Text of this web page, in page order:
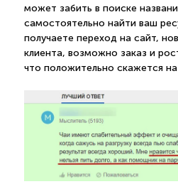
может забить в поиске
самостоятельно найти ваш
получаете переход на сайт,
клиента, возможно заказ и
что положительно скажется